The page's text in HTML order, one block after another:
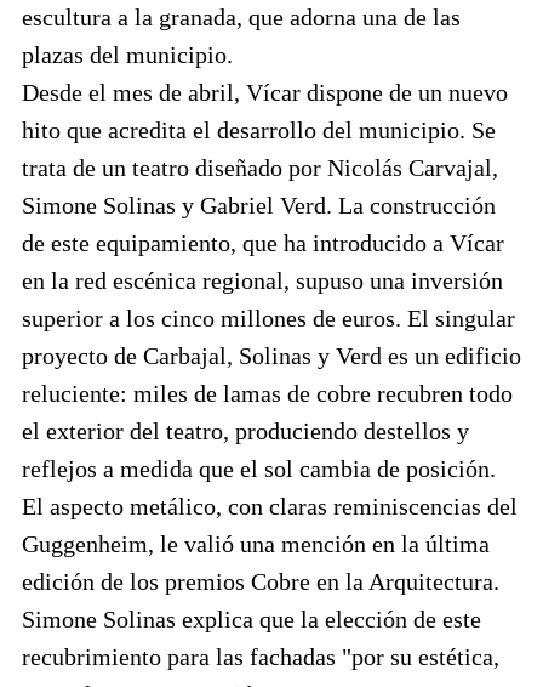
escultura a la granada, que adorna una de las
plazas del municipio.
Desde el mes de abril, Vícar dispone de un nuevo
hito que acredita el desarrollo del municipio. Se
trata de un teatro diseñado por Nicolás Carvajal,
Simone Solinas y Gabriel Verd. La construcción
de este equipamiento, que ha introducido a Vícar
en la red escénica regional, supuso una inversión
superior a los cinco millones de euros. El singular
proyecto de Carbajal, Solinas y Verd es un edificio
reluciente: miles de lamas de cobre recubren todo
el exterior del teatro, produciendo destellos y
reflejos a medida que el sol cambia de posición.
El aspecto metálico, con claras reminiscencias del
Guggenheim, le valió una mención en la última
edición de los premios Cobre en la Arquitectura.
Simone Solinas explica que la elección de este
recubrimiento para las fachadas "por su estética,